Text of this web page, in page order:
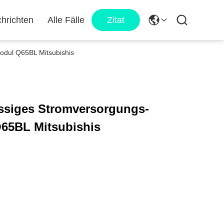
Alle Fälle Zitat
Q65BL Mitsubishis
Stromversorgungs-
Mitsubishis